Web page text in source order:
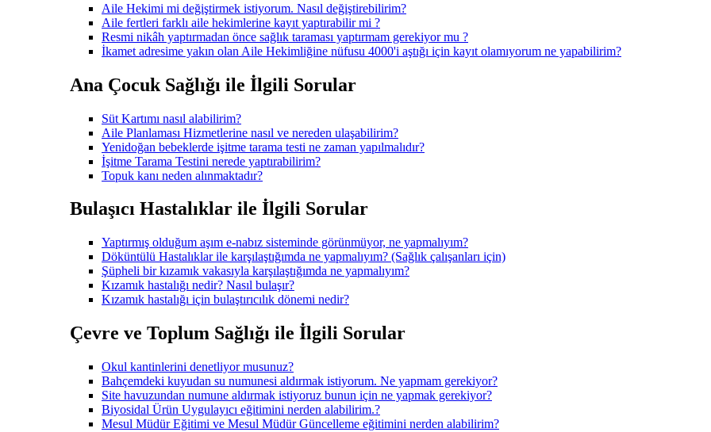
Aile Hekimi mi değiştirmek istiyorum. Nasıl değiştirebilirim?
Aile fertleri farklı aile hekimlerine kayıt yaptırabilir mi ?
Resmi nikâh yaptırmadan önce sağlık taraması yaptırmam gerekiyor mu ?
İkamet adresime yakın olan Aile Hekimliğine nüfusu 4000'i aştığı için kayıt olamıyorum ne yapabilirim?
Ana Çocuk Sağlığı ile İlgili Sorular
Süt Kartımı nasıl alabilirim?
Aile Planlaması Hizmetlerine nasıl ve nereden ulaşabilirim?
Yenidoğan bebeklerde işitme tarama testi ne zaman yapılmalıdır?
İşitme Tarama Testini nerede yaptırabilirim?
Topuk kanı neden alınmaktadır?
Bulaşıcı Hastalıklar ile İlgili Sorular
Yaptırmış olduğum aşım e-nabız sisteminde görünmüyor, ne yapmalıyım?
Döküntülü Hastalıklar ile karşılaştığımda ne yapmalıyım? (Sağlık çalışanları için)
Şüpheli bir kızamık vakasıyla karşılaştığımda ne yapmalıyım?
Kızamık hastalığı nedir? Nasıl bulaşır?
Kızamık hastalığı için bulaştırıcılık dönemi nedir?
Çevre ve Toplum Sağlığı ile İlgili Sorular
Okul kantinlerini denetliyor musunuz?
Bahçemdeki kuyudan su numunesi aldırmak istiyorum. Ne yapmam gerekiyor?
Site havuzundan numune aldırmak istiyoruz bunun için ne yapmak gerekiyor?
Biyosidal Ürün Uygulayıcı eğitimini nerden alabilirim.?
Mesul Müdür Eğitimi ve Mesul Müdür Güncelleme eğitimini nerden alabilirim?